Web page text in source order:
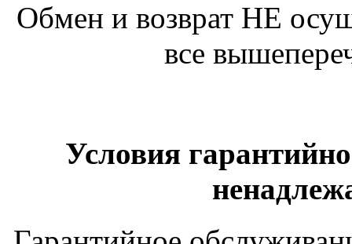
Обмен и возврат НЕ
все
Условия